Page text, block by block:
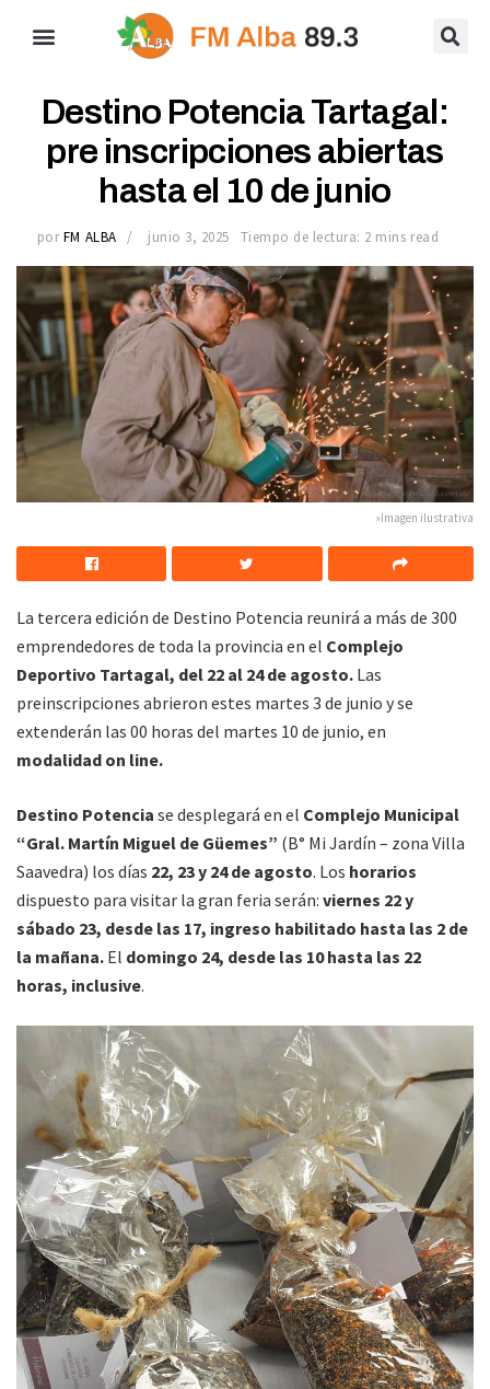
Destino Potencia Tartagal:
pre inscripciones abiertas
hasta el 10 de junio
por FM ALBA junio 3, 2025 Tiempo de lectura: 2 mins read
»Imagen ilustrativa
La tercera edición de Destino Potencia reunirá a más de 300
emprendedores de toda la provincia en el Complejo
Deportivo Tartagal, del 22 al 24 de agosto. Las
preinscripciones abrieron estes martes 3 de junio y se
extenderán las 00 horas del martes 10 de junio, en
modalidad on line.
Destino Potencia se desplegará en el Complejo Municipal
“Gral. Martín Miguel de Güemes” (B° Mi Jardín – zona Villa
Saavedra) los días 22, 23 y 24 de agosto. Los horarios
dispuesto para visitar la gran feria serán: viernes 22 y
sábado 23, desde las 17, ingreso habilitado hasta las 2 de
la mañana. El domingo 24, desde las 10 hasta las 22
horas, inclusive.